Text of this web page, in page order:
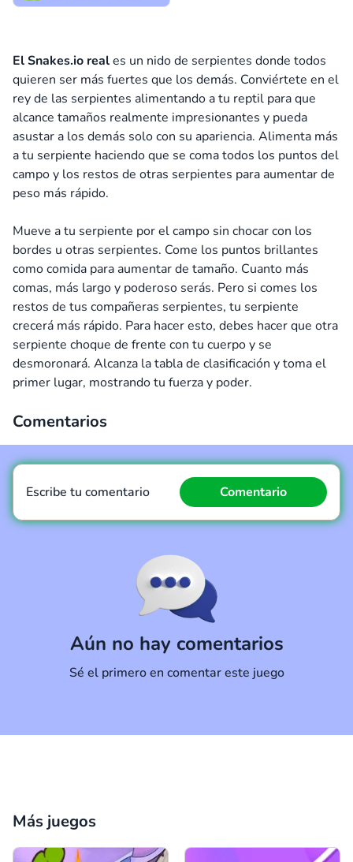
El Snakes.io reales un nido de serpientes donde todos
quieren ser más fuertes que los demás. Conviértete en el
rey de las serpientes alimentando a tu reptil para que
alcance tamaños realmente impresionantes y pueda
asustar a los demás solo con su apariencia. Alimenta más
a tu serpiente haciendo que se coma todos los puntos del
campo y los restos de otras serpientes para aumentar de
peso más rápido.
Mueve a tu serpiente por el campo sin chocar con los
bordes u otras serpientes. Come los puntos brillantes
como comida para aumentar de tamaño. Cuanto más
comas, más largo y poderoso serás. Pero si comes los
restos de tus compañeras serpientes, tu serpiente
crecerá más rápido. Para hacer esto, debes hacer que otra
serpiente choque de frente con tu cuerpo y se
desmoronará. Alcanza la tabla de clasificación y toma el
primer lugar, mostrando tu fuerza y poder.
Comentarios
Aún no hay comentarios
Sé el primero en comentar este juego
Escribe tu comentario Comentario
Más juegos